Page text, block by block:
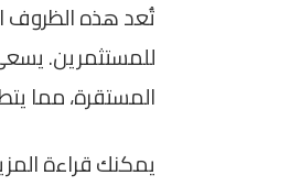
تُعد هذه الظروف
للمستثمرين.
المستقرة، مما
يمكنك قراءة